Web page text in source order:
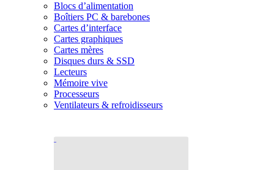
Blocs d’alimentation
Boîtiers PC & barebones
Cartes d’interface
Cartes graphiques
Cartes mères
Disques durs & SSD
Lecteurs
Mémoire vive
Processeurs
Ventilateurs & refroidisseurs